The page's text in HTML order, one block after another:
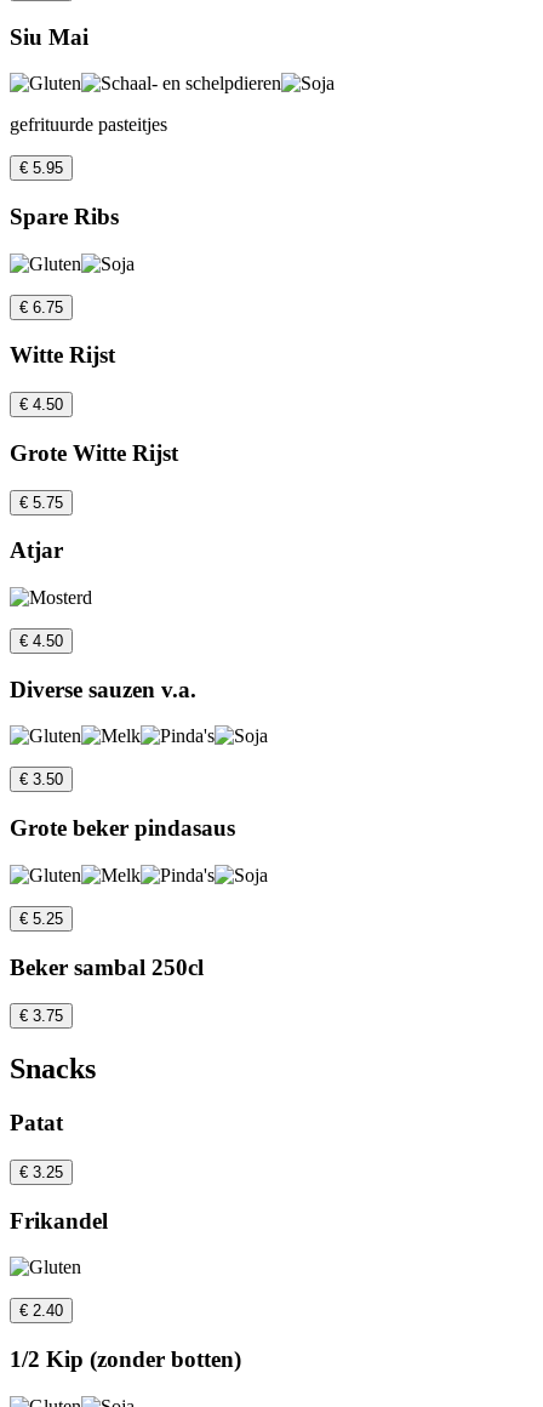
Siu Mai
gefrituurde pasteitjes
€ 5.95
Spare Ribs
€ 6.75
Witte Rijst
€ 4.50
Grote Witte Rijst
€ 5.75
Atjar
€ 4.50
Diverse sauzen v.a.
€ 3.50
Grote beker pindasaus
€ 5.25
Beker sambal 250cl
€ 3.75
Snacks
Patat
€ 3.25
Frikandel
€ 2.40
1/2 Kip (zonder botten)